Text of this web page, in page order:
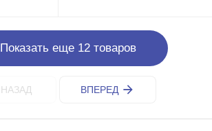
Показать еще 12 товаров
НАЗАД ВПЕРЕД